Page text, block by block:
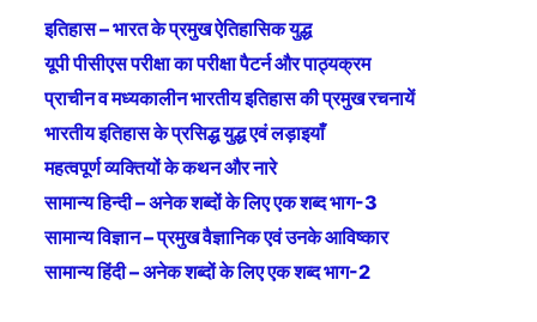
इतिहास – भारत के प्रमुख ऐतिहासिक युद्ध
यूपी पीसीएस परीक्षा का परीक्षा पैटर्न और पाठ्यक्रम
प्राचीन व मध्यकालीन भारतीय इतिहास की प्रमुख रचनायें
भारतीय इतिहास के प्रसिद्ध युद्ध एवं लड़ाइयाँ
महत्वपूर्ण व्यक्तियों के कथन और नारे
सामान्य हिन्दी – अनेक शब्दों के लिए एक शब्द भाग-3
सामान्य विज्ञान – प्रमुख वैज्ञानिक एवं उनके आविष्कार
सामान्य हिंदी – अनेक शब्दों के लिए एक शब्द भाग-2